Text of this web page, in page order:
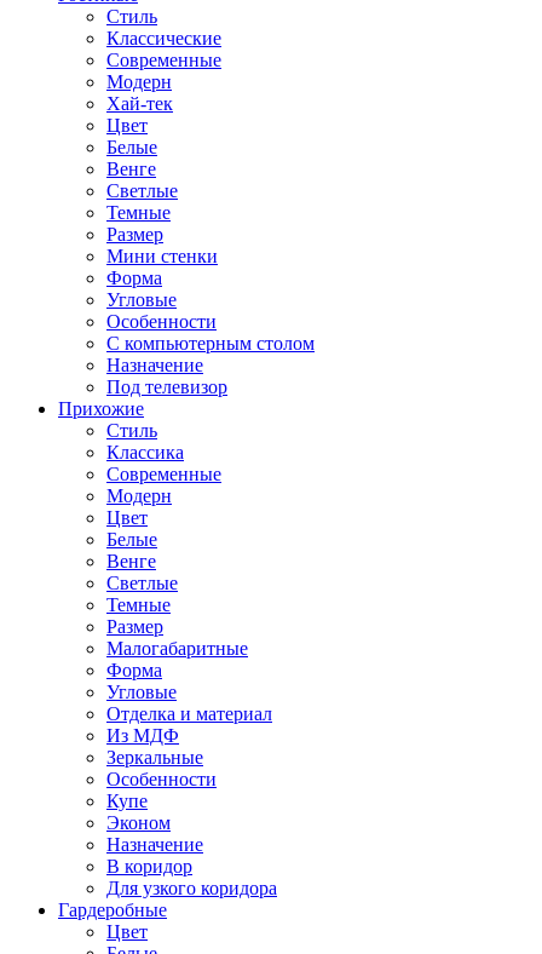
Стиль
Классические
Современные
Модерн
Хай-тек
Цвет
Белые
Венге
Светлые
Темные
Размер
Мини стенки
Форма
Угловые
Особенности
С компьютерным столом
Назначение
Под телевизор
Прихожие
Стиль
Классика
Современные
Модерн
Цвет
Белые
Венге
Светлые
Темные
Размер
Малогабаритные
Форма
Угловые
Отделка и материал
Из МДФ
Зеркальные
Особенности
Купе
Эконом
Назначение
В коридор
Для узкого коридора
Гардеробные
Цвет